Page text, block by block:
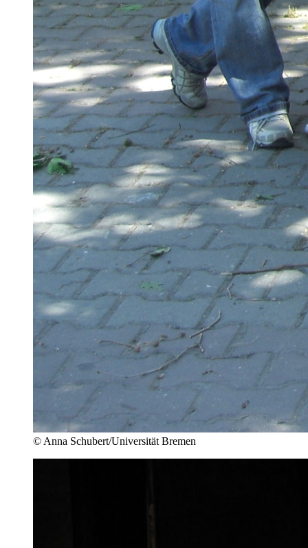
© Anna Schubert/Universität Bremen